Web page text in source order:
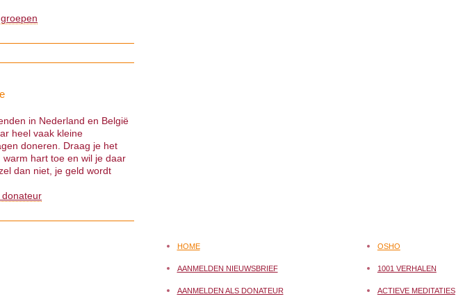
in Nederland en België
heel vaak kleine
doneren. Draag je het
hart toe en wil je daar
dan niet, je geld wordt
HOME
AANMELDEN NIEUWSBRIEF
AANMELDEN ALS DONATEUR
OSHO
1001 VERHALEN
ACTIEVE MEDITATIES